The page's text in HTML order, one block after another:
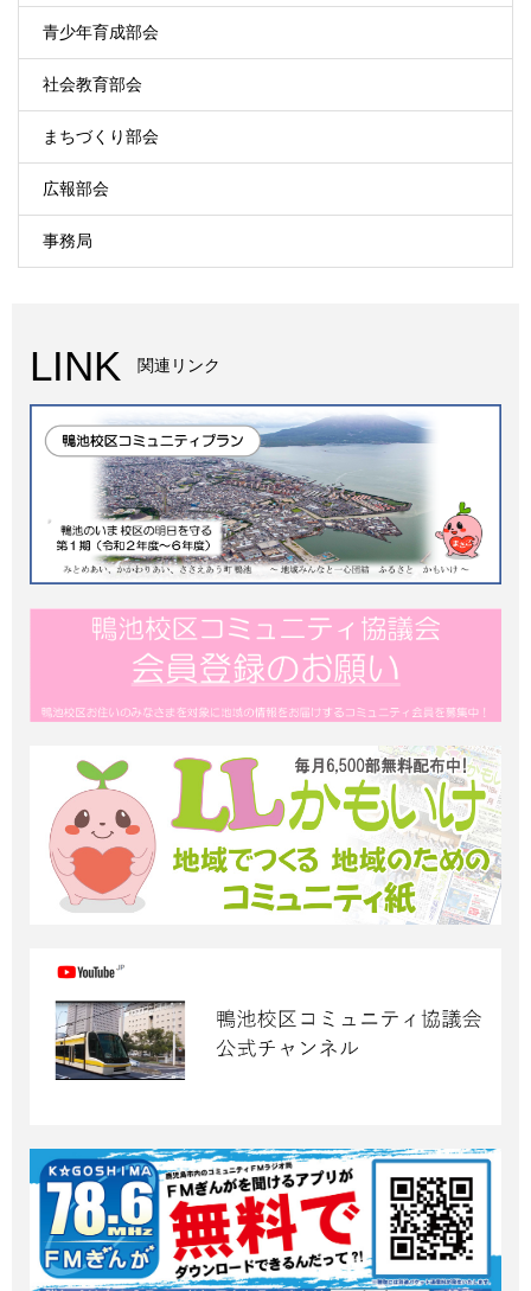
青少年育成部会
社会教育部会
まちづくり部会
広報部会
事務局
LINK 関連リンク